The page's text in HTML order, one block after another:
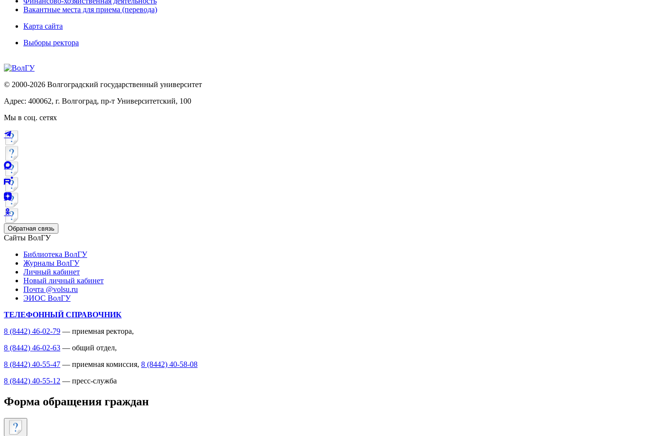
Вакантные места для приема (перевода)
Карта сайта
Выборы ректора
© 2000-2026 Волгоградский государственный университет
Адрес: 400062, г. Волгоград, пр-т Университетский, 100
Мы в соц. сетях
Обратная связь
Сайты ВолГУ
Библиотека ВолГУ
Журналы ВолГУ
Личный кабинет
Новый личный кабинет
Почта @volsu.ru
ЭИОС ВолГУ
ТЕЛЕФОННЫЙ СПРАВОЧНИК
8 (8442) 46-02-79 — приемная ректора,
8 (8442) 46-02-63 — общий отдел,
8 (8442) 40-55-47 — приемная комиссия, 8 (8442) 40-58-08
8 (8442) 40-55-12 — пресс-служба
Форма обращения граждан